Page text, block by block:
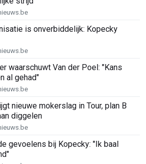
is onverbiddelijk: Kopecky
waarschuwt Van der Poel: "Kans
al gehad"
nieuwe mokerslag in Tour, plan B
diggelen
gevoelens bij Kopecky: "Ik baal